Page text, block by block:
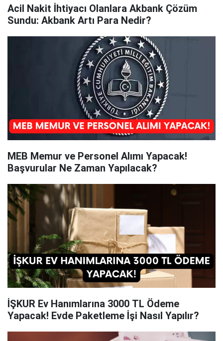
Acil Nakit İhtiyacı Olanlara Akbank Çözüm
Sundu: Akbank Artı Para Nedir?
MEB Memur ve Personel Alımı Yapacak!
Başvurular Ne Zaman Yapılacak?
İŞKUR Ev Hanımlarına 3000 TL Ödeme
Yapacak! Evde Paketleme İşi Nasıl Yapılır?